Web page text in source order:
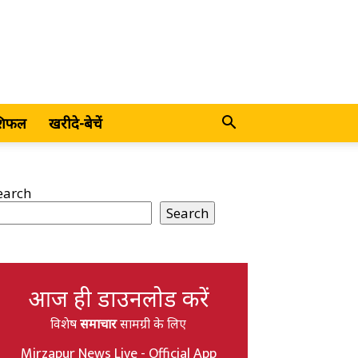
खरीदे-बेचें
Search
आज ही डाउनलोड करें
विशेषसमाचारसामग्री के लिए